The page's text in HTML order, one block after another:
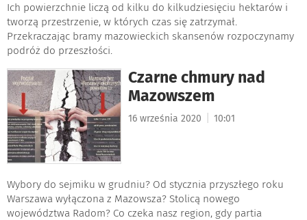
Ich powierzchnie liczą od kilku do kilkudziesięciu hektarów i
tworzą przestrzenie, w których czas się zatrzymał.
Przekraczając bramy mazowieckich skansenów rozpoczynamy
podróż do przeszłości.
Czarne chmury nad
Mazowszem
16 września 2020 10:01
Wybory do sejmiku w grudniu? Od stycznia przyszłego roku
Warszawa wyłączona z Mazowsza? Stolicą nowego
województwa Radom? Co czeka nasz region, gdy partia